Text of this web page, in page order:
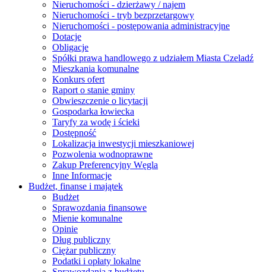
Nieruchomości - dzierżawy / najem
Nieruchomości - tryb bezprzetargowy
Nieruchomości - postępowania administracyjne
Dotacje
Obligacje
Spółki prawa handlowego z udziałem Miasta Czeladź
Mieszkania komunalne
Konkurs ofert
Raport o stanie gminy
Obwieszczenie o licytacji
Gospodarka łowiecka
Taryfy za wodę i ścieki
Dostępność
Lokalizacja inwestycji mieszkaniowej
Pozwolenia wodnoprawne
Zakup Preferencyjny Węgla
Inne Informacje
Budżet, finanse i majątek
Budżet
Sprawozdania finansowe
Mienie komunalne
Opinie
Dług publiczny
Ciężar publiczny
Podatki i opłaty lokalne